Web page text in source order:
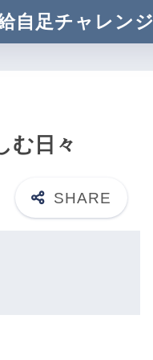
自足チャレンジ
む日々